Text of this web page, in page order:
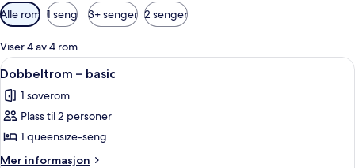
Tilgjengelige
filtre
for
rom
Alle rom 1 seng 3+ senger 2 senger
Viser 4 av 4 rom
Åpne
alle
bildene
av
Dobbeltrom
–
Dobbeltrom – basic | Senger med
1
Dobbeltrom – basic
1 soverom
Plass til 2 personer
1 queensize-seng
Mer informasjon
Mer